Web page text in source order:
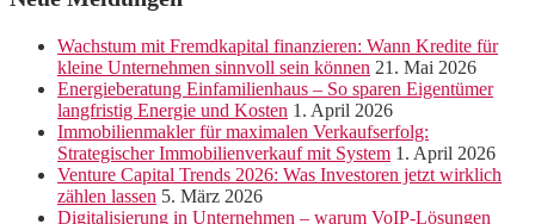
Wachstum mit Fremdkapital finanzieren: Wann Kredite für
kleine Unternehmen sinnvoll sein können 21. Mai 2026
Energieberatung Einfamilienhaus – So sparen Eigentümer
langfristig Energie und Kosten 1. April 2026
Immobilienmakler für maximalen Verkaufserfolg:
Strategischer Immobilienverkauf mit System 1. April 2026
Venture Capital Trends 2026: Was Investoren jetzt wirklich
zählen lassen 5. März 2026
Digitalisierung in Unternehmen – warum VoIP-Lösungen